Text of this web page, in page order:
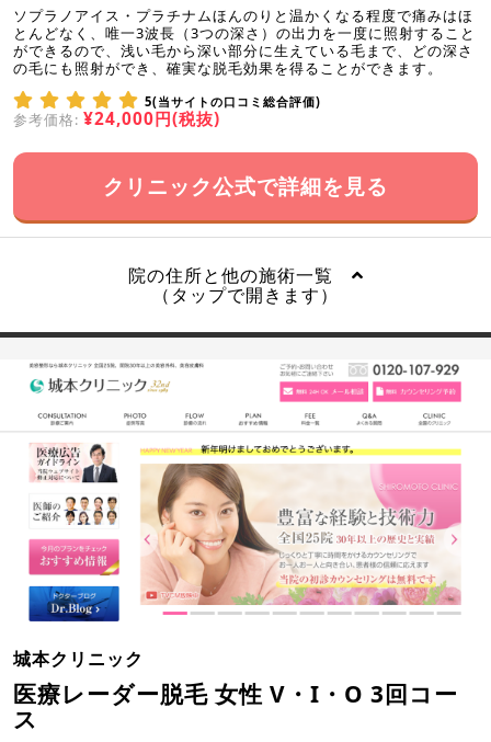
ソプラノアイス・プラチナムほんのりと温かくなる程度で痛みはほ
とんどなく、唯一3波長（3つの深さ）の出力を一度に照射すること
ができるので、浅い毛から深い部分に生えている毛まで、どの深さ
の毛にも照射ができ、確実な脱毛効果を得ることができます。
5(当サイトの口コミ総合評価)
参考価格: ¥24,000円(税抜)
クリニック公式で詳細を見る
院の住所と他の施術一覧
（タップで開きます）
城本クリニック
医療レーダー脱毛 女性 V・I・O 3回コー
ス